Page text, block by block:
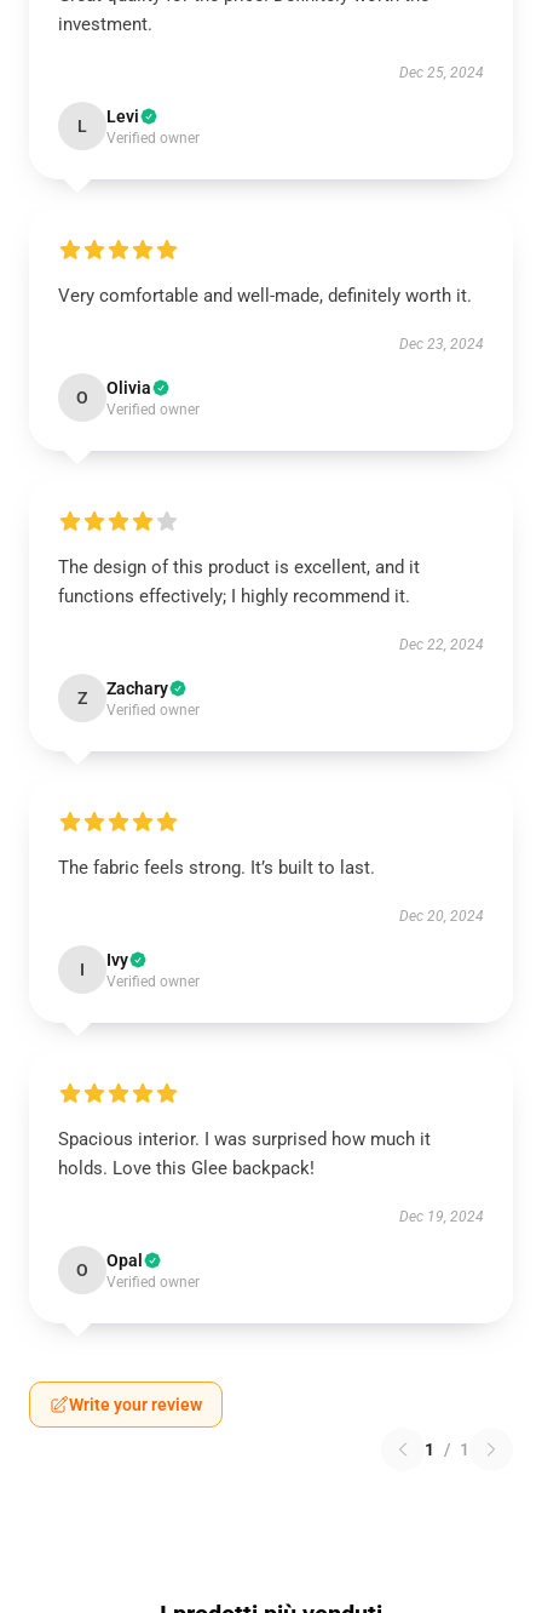
investment.
Dec 25, 2024
L Levi
Verified owner
Very comfortable and well-made, definitely worth it.
Dec 23, 2024
O Olivia
Verified owner
The design of this product is excellent, and it
functions effectively; I highly recommend it.
Dec 22, 2024
Z Zachary
Verified owner
The fabric feels strong. It’s built to last.
Dec 20, 2024
I Ivy
Verified owner
Spacious interior. I was surprised how much it
holds. Love this Glee backpack!
Dec 19, 2024
O Opal
Verified owner
Write your review
1 / 1